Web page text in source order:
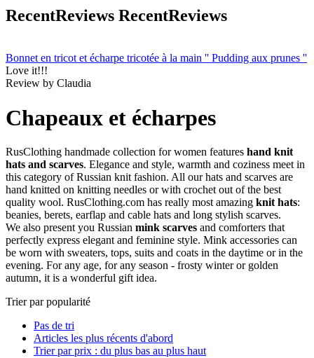
RecentReviews RecentReviews
Bonnet en tricot et écharpe tricotée à la main '' Pudding aux prunes ''
Love it!!!
Review by Claudia
Chapeaux et écharpes
RusClothing handmade collection for women features hand knit
hats and scarves. Elegance and style, warmth and coziness meet in
this category of Russian knit fashion. All our hats and scarves are
hand knitted on knitting needles or with crochet out of the best
quality wool. RusClothing.com has really most amazing knit hats:
beanies, berets, earflap and cable hats and long stylish scarves.
We also present you Russian mink scarves and comforters that
perfectly express elegant and feminine style. Mink accessories can
be worn with sweaters, tops, suits and coats in the daytime or in the
evening. For any age, for any season - frosty winter or golden
autumn, it is a wonderful gift idea.
Trier par popularité
Pas de tri
Articles les plus récents d'abord
Trier par prix : du plus bas au plus haut